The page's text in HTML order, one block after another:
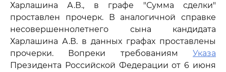
Харлашина А.В., в графе "Сумма сделки"
проставлен прочерк. В аналогичной справке
несовершеннолетнего сына кандидата
Харлашина А.В. в данных графах проставлены
прочерки. Вопреки требованиям Указа
Президента Российской Федерации от 6 июня